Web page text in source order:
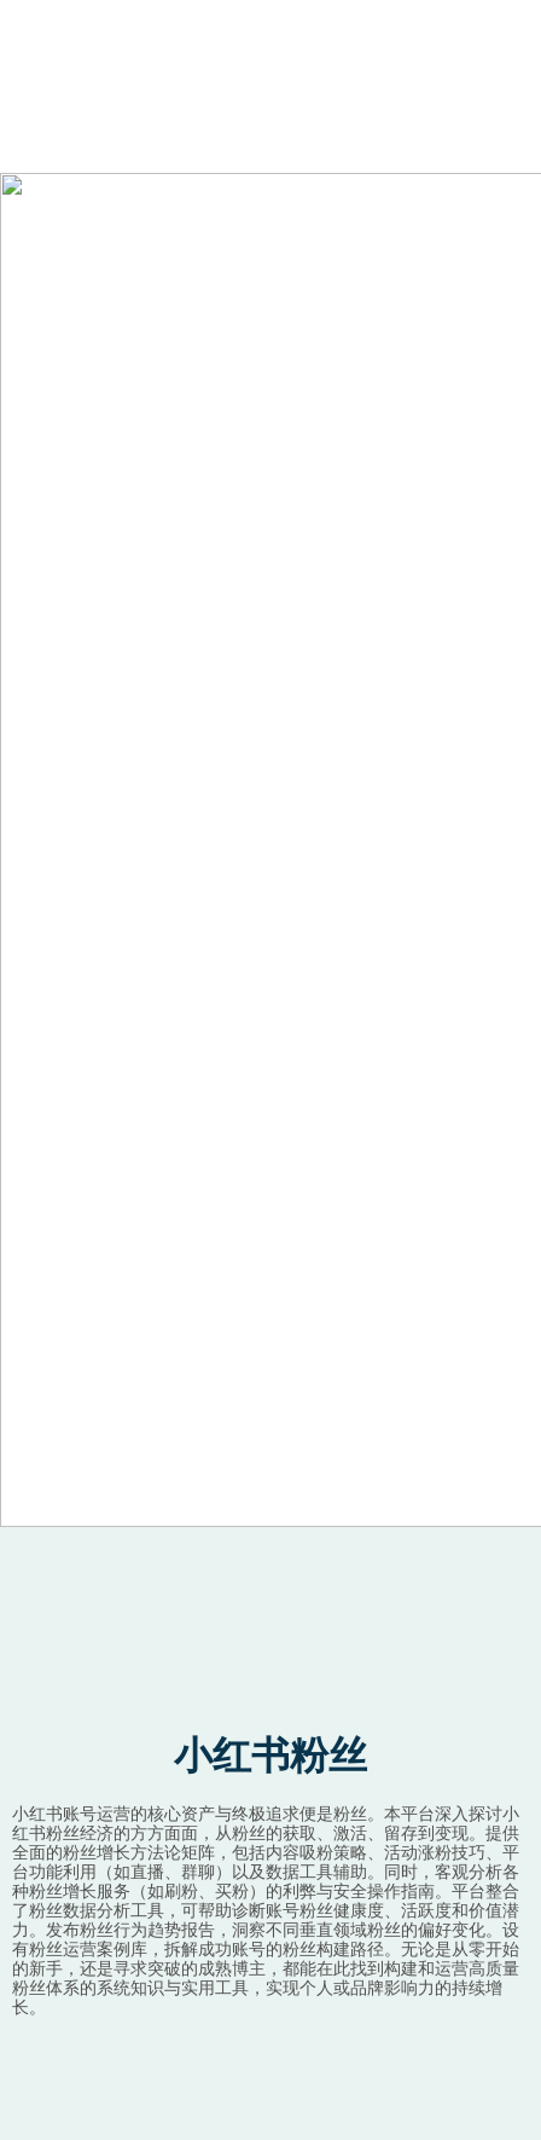
小红书粉丝
小红书账号运营的核心资产与终极追求便是粉丝。本平台深入探讨小
红书粉丝经济的方方面面，从粉丝的获取、激活、留存到变现。提供
全面的粉丝增长方法论矩阵，包括内容吸粉策略、活动涨粉技巧、平
台功能利用（如直播、群聊）以及数据工具辅助。同时，客观分析各
种粉丝增长服务（如刷粉、买粉）的利弊与安全操作指南。平台整合
了粉丝数据分析工具，可帮助诊断账号粉丝健康度、活跃度和价值潜
力。发布粉丝行为趋势报告，洞察不同垂直领域粉丝的偏好变化。设
有粉丝运营案例库，拆解成功账号的粉丝构建路径。无论是从零开始
的新手，还是寻求突破的成熟博主，都能在此找到构建和运营高质量
粉丝体系的系统知识与实用工具，实现个人或品牌影响力的持续增
长。